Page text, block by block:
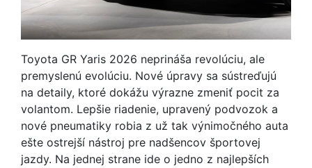
Toyota GR Yaris 2026 neprináša revolúciu, ale
premyslenú evolúciu. Nové úpravy sa sústreďujú
na detaily, ktoré dokážu výrazne zmeniť pocit za
volantom. Lepšie riadenie, upravený podvozok a
nové pneumatiky robia z už tak výnimočného auta
ešte ostrejší nástroj pre nadšencov športovej
jazdy. Na jednej strane ide o jedno z najlepších